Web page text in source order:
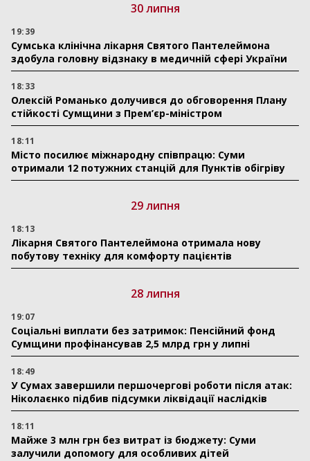
30 липня
19:39
Сумська клінічна лікарня Святого Пантелеймона
здобула головну відзнаку в медичній сфері України
18:33
Олексій Романько долучився до обговорення Плану
стійкості Сумщини з Прем’єр-міністром
18:11
Місто посилює міжнародну співпрацю: Суми
отримали 12 потужних станцій для Пунктів обігріву
29 липня
18:13
Лікарня Святого Пантелеймона отримала нову
побутову техніку для комфорту пацієнтів
28 липня
19:07
Соціальні виплати без затримок: Пенсійний фонд
Сумщини профінансував 2,5 млрд грн у липні
18:49
У Сумах завершили першочергові роботи після атак:
Ніколаєнко підбив підсумки ліквідації наслідків
18:11
Майже 3 млн грн без витрат із бюджету: Суми
залучили допомогу для особливих дітей